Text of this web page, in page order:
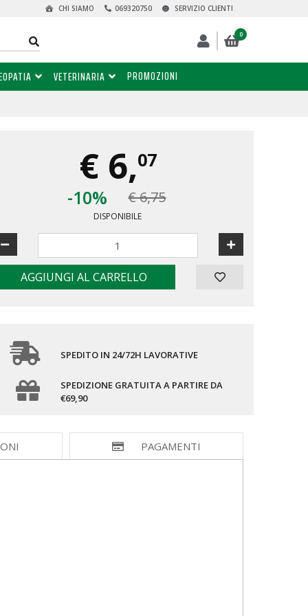
SERVIZIO CLIENTI
069320750
CHI SIAMO
0
VETERINARIA PROMOZIONI
€ 6,07
-10%
€ 6,75
DISPONIBILE
AGGIUNGI AL CARRELLO
SPEDITO IN 24/72H LAVORATIVE
SPEDIZIONE GRATUITA A PARTIRE DA
€69,90
PAGAMENTI